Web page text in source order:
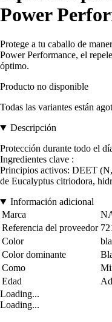
Power
Protege a tu caballo de
Power Performance, el
óptimo.
Producto no disponible
Todas las variantes están
Descripción
Protección durante todo el
Ingredientes clave :
Principios activos: DEET
de Eucalyptus citriodora,
Información adicional
Marca
Referencia del proveedor
Color
Color dominante
Como
Edad
Loading...
Loading...